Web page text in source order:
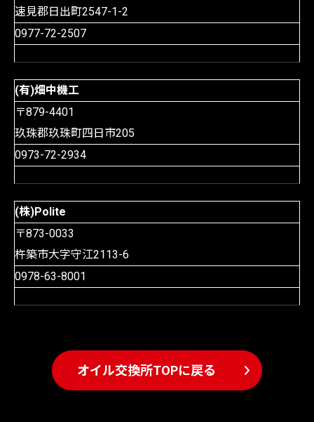
速見郡日出町2547-1-2
0977-72-2507
(有)畑中機工
〒879-4401
玖珠郡玖珠町四日市205
0973-72-2934
(株)Polite
〒873-0033
杵築市大字守江2113-6
0978-63-8001
オイル交換所TOPに戻る